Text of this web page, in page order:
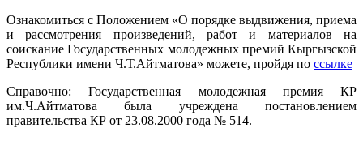
Ознакомиться с Положением «О порядке выдвижения, приема
и рассмотрения произведений, работ и материалов на
соискание Государственных молодежных премий Кыргызской
Республики имени Ч.Т.Айтматова» можете, пройдя по ссылке
Справочно: Государственная молодежная премия КР
им.Ч.Айтматова была учреждена постановлением
правительства КР от 23.08.2000 года № 514.